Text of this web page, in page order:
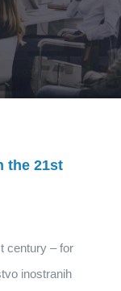
the 21st
century – for
inostranih